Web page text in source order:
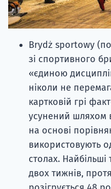
Brydż sportowy
зі спортивного
«єдиною
ніколи не
картковій грі
усунений шляхом
на основі
використовують
столах.
двох тижнів,